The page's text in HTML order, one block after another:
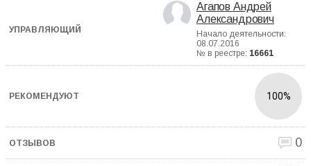
Агапов Андрей
Александрович
Начало деятельности:
08.07.2016
№ в реестре: 16661
100%
0